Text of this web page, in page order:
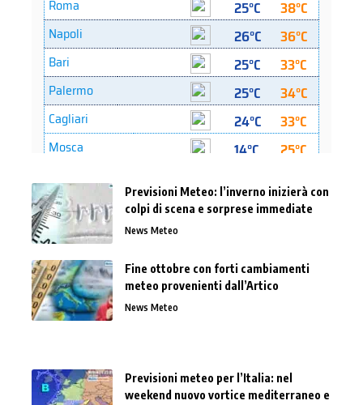
Previsioni Meteo: l’inverno inizierà con
colpi di scena e sorprese immediate
News Meteo
Fine ottobre con forti cambiamenti
meteo provenienti dall’Artico
News Meteo
Previsioni meteo per l’Italia: nel
weekend nuovo vortice mediterraneo e